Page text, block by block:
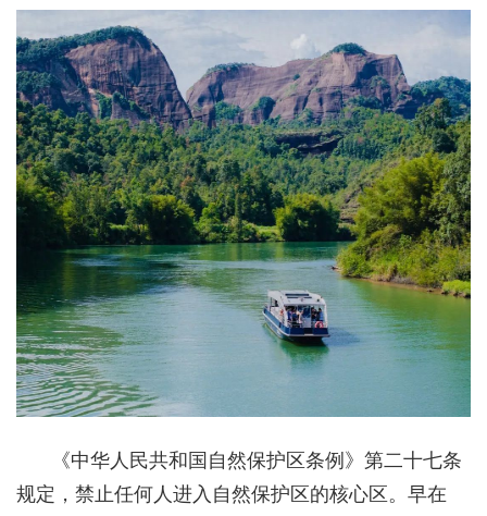
《中华人民共和国自然保护区条例》第二十七条
规定，禁止任何人进入自然保护区的核心区。早在